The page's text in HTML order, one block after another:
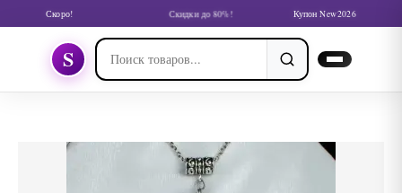
Скоро! Скидки до 80%! Купон New2026
S